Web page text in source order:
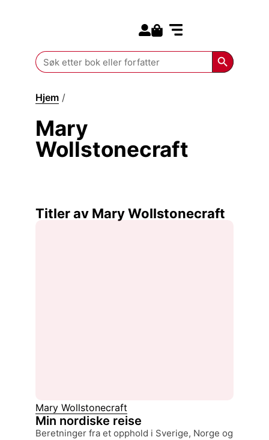
Search
for:
Search
Hjem /
Mary
Wollstonecraft
Titler av Mary Wollstonecraft
Mary Wollstonecraft
Min nordiske reise
beretninger fra et opphold i Sverige, Norge og